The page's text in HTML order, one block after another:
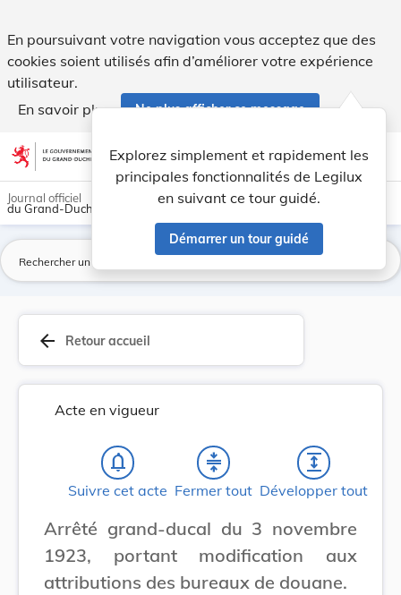
En poursuivant votre navigation vous acceptez que des
cookies soient utilisés afin d’améliorer votre expérience
utilisateur.
En savoir plus
Ne plus afficher ce message
Aller au contenu account_circle help Aide
Explorez simplement et rapidement les
principales fonctionnalités de Legilux
en suivant ce tour guidé.
Démarrer un tour guidé
light_mode dark_mode
Journal officiel
du Grand-Duché de Luxembourg
arrow_back Retour accueil
Acte en vigueur
notifications_none
Suivre cet acte
compress
Fermer tout
expand
Développer tout
Arrêté grand-ducal du 3 novembre
1923, portant modification aux
attributions des bureaux de douane.